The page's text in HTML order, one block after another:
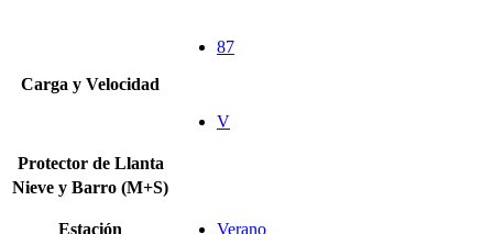
Carga y Velocidad
87
V
Protector de Llanta
Nieve y Barro (M+S)
Estación Verano